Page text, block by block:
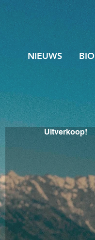
NIEUWS BIO
Uitverkoop!